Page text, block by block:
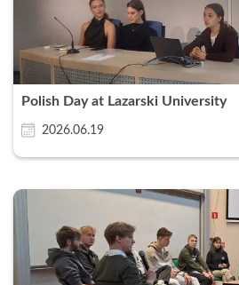
Polish Day at Lazarski University
2026.06.19